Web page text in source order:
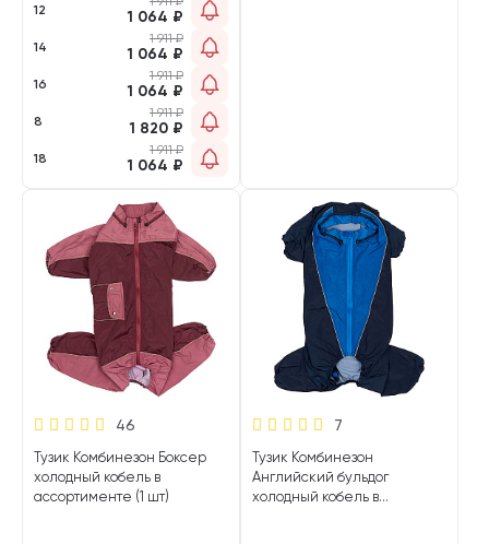
12 1 064 ₽
14
1 911₽
1 064 ₽
16
1 911₽
1 064 ₽
8
1 911₽
1 820 ₽
18
1 911₽
1 064 ₽
46
Тузик Комбинезон Боксер
холодный кобель в
ассортименте (1 шт)
7
Тузик Комбинезон
Английский бульдог
холодный кобель в